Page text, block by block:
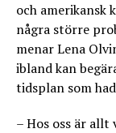
och
några större
menar Lena
ibland kan
tidsplan som
– Hos oss är